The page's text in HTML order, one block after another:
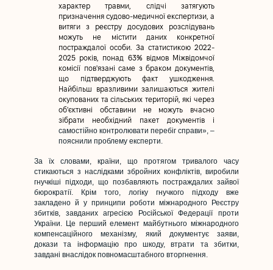
характер травми, слідчі затягують
призначення судово-медичної експертизи, а
витяги з реєстру досудових розслідувань
можуть не містити даних конкретної
постраждалої особи. За статистикою 2022-
2025 років, понад 63% відмов Міжвідомчої
комісії пов'язані саме з браком документів,
що підтверджують факт ушкодження.
Найбільш вразливими залишаються жителі
окупованих та сільських територій, які через
об'єктивні обставини не можуть вчасно
зібрати необхідний пакет документів і
самостійно контролювати перебіг справи», –
пояснили проблему експерти.
За їх словами, країни, що протягом тривалого часу
стикаються з наслідками збройних конфліктів, виробили
гнучкіші підходи, що позбавляють постраждалих зайвої
бюрократії. Крім того, логіку гнучкого підходу вже
закладено й у принципи роботи міжнародного Реєстру
збитків, завданих агресією Російської Федерації проти
України. Це перший елемент майбутнього міжнародного
компенсаційного механізму, який документує заяви,
докази та інформацію про шкоду, втрати та збитки,
завдані внаслідок повномасштабного вторгнення.